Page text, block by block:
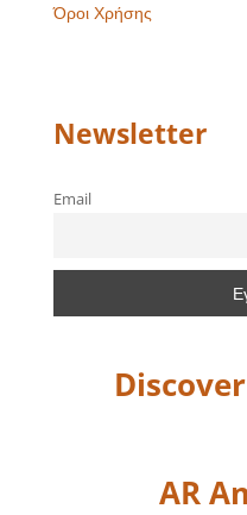
Όροι Χρήσης
Newsletter
Email
AR